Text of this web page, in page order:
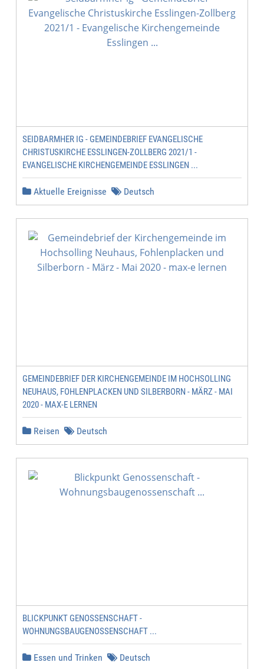
SEIDBARMHER IG - GEMEINDEBRIEF EVANGELISCHE
CHRISTUSKIRCHE ESSLINGEN-ZOLLBERG 2021/1 -
EVANGELISCHE KIRCHENGEMEINDE ESSLINGEN ...
Aktuelle Ereignisse Deutsch
GEMEINDEBRIEF DER KIRCHENGEMEINDE IM HOCHSOLLING
NEUHAUS, FOHLENPLACKEN UND SILBERBORN - MÄRZ - MAI
2020 - MAX-E LERNEN
Reisen Deutsch
BLICKPUNKT GENOSSENSCHAFT -
WOHNUNGSBAUGENOSSENSCHAFT ...
Essen und Trinken Deutsch